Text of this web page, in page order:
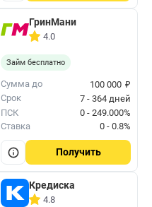
ГринМани
4.0
Займ бесплатно
Сумма до 100 000 ₽
Срок
7 - 364 дней
ПСК
0 - 249.000%
Ставка
0 - 0.8%
Получить
Кредиска
4.8